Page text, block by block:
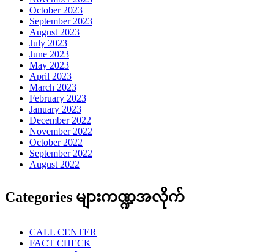
October 2023
September 2023
August 2023
July 2023
June 2023
May 2023
April 2023
March 2023
February 2023
January 2023
December 2022
November 2022
October 2022
September 2022
August 2022
Categories များကဏ္ဍအလိုက်
CALL CENTER
FACT CHECK